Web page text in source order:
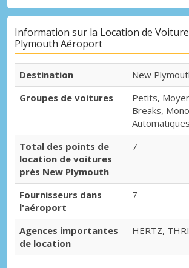
Information sur la Location de
Plymouth Aéroport
Destination
New
Groupes de voitures
Petits,
Breaks,
Total des points de
location de voitures
près New Plymouth
7
Fournisseurs dans
l'aéroport
7
Agences importantes
de location
HERTZ,